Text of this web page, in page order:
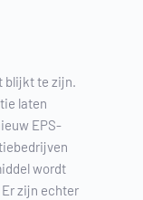
blijkt te zijn.
laten
EPS-
wordt
zijn echter